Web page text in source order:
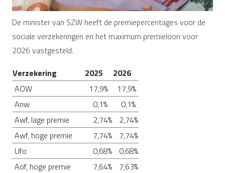
De minister van SZW heeft de premiepercentages voor de
sociale verzekeringen en het maximum premieloon voor
2026 vastgesteld.
Verzekering
2025
2026
AOW
17,9%
17,9%
Anw
0,1%
0,1%
Awf, lage premie
2,74% 2,74%
Awf, hoge premie
7,74% 7,74%
Ufo
0,68% 0,68%
Aof, hoge premie
7,64% 7,63%